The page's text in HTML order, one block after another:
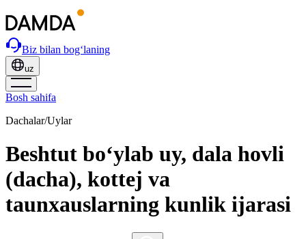
Biz bilan bog‘laning
uz
Bosh sahifa
Dachalar/Uylar
Beshtut bo‘ylab uy, dala hovli
(dacha), kottej va
taunxauslarning kunlik ijarasi